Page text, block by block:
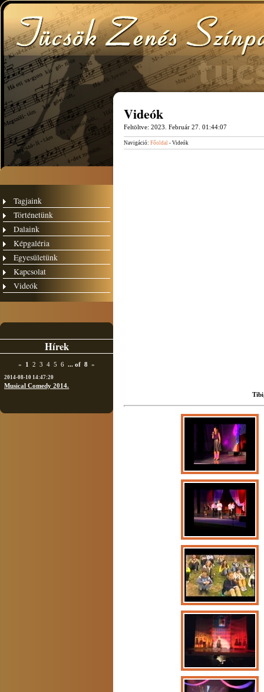
Tagjaink
Történetünk
Dalaink
Képgaléria
Egyesületünk
Kapcsolat
Videók
Hírek
« 1 2 3 4 5 6 ... of 8 »
2014-08-10 14:47:20
Musical Comedy 2014.
Videók
Feltöltve: 2023. Február 27. 01:44:07
Navigáció: Főoldal - Videók